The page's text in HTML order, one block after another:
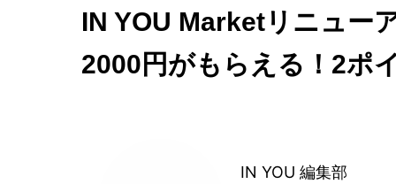
IN YOU Marketリニュー
2000円がもらえる！2ポ
IN YOU 編集部